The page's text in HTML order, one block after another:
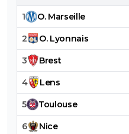
1 O. Marseille
2 O. Lyonnais
3 Brest
4 Lens
5 Toulouse
6 Nice